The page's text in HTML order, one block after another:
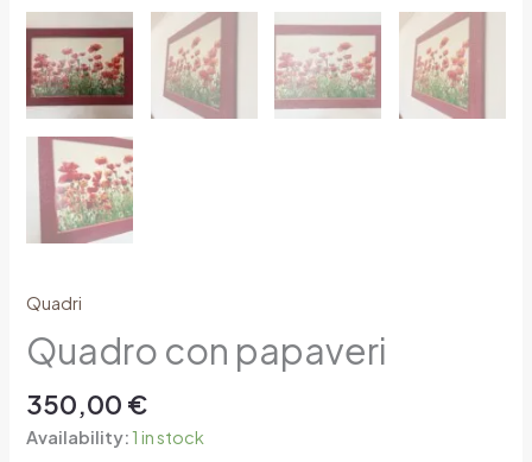
Quadri
Quadro con papaveri
350,00 €
Availability:1 in stock